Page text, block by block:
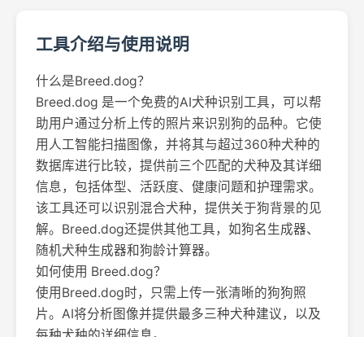
工具介绍与使用说明
什么是Breed.dog？
Breed.dog 是一个免费的AI犬种识别工具，可以帮
助用户通过分析上传的照片来识别狗的品种。它使
用人工智能扫描图像，并将其与超过360种犬种的
数据库进行比较，提供前三个匹配的犬种及其详细
信息，包括体型、活跃度、健康问题和护理需求。
该工具还可以识别混合犬种，提供关于狗背景的见
解。Breed.dog还提供其他工具，如狗名生成器、
随机犬种生成器和狗龄计算器。
如何使用 Breed.dog？
使用Breed.dog时，只需上传一张清晰的狗狗照
片。AI将分析图像并提供最多三种犬种建议，以及